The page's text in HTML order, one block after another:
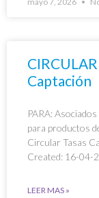
Captación
PARA:
para productos
Circular Tasas
Created: 16-04-
LEER MAS »